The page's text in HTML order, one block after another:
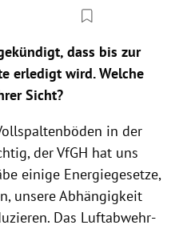
dass bis zur
erledigt wird. Welche
Sicht?
in der
der VfGH hat uns
einige Energiegesetze,
unsere Abhängigkeit
Das Luftabwehr-